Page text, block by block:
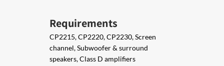
Requirements
CP2215, CP2220, CP2230, Screen
channel, Subwoofer & surround
speakers, Class D amplifiers